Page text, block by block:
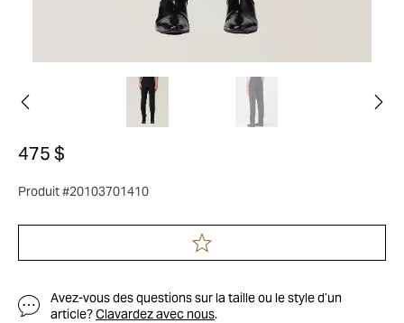
475 $
Produit #20103701410
Avez-vous des questions sur la taille ou le style d’un
article?Clavardez avec nous.